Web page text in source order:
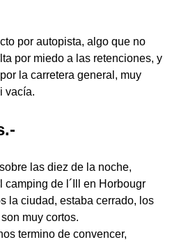
por autopista, algo que no
por miedo a las retenciones, y
la carretera general, muy
vacía.
las diez de la noche,
camping de l´Ill en Horbougr
la ciudad, estaba cerrado, los
muy cortos.
termino de convencer,